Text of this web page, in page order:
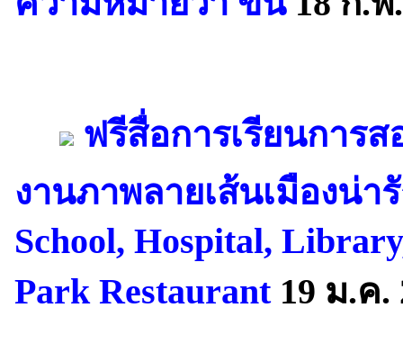
ฟรีสื่อการเรียนการส
งานภาพลายเส้นเมืองน่
School, Hospital,
Park Restaurant19 ม.ค.